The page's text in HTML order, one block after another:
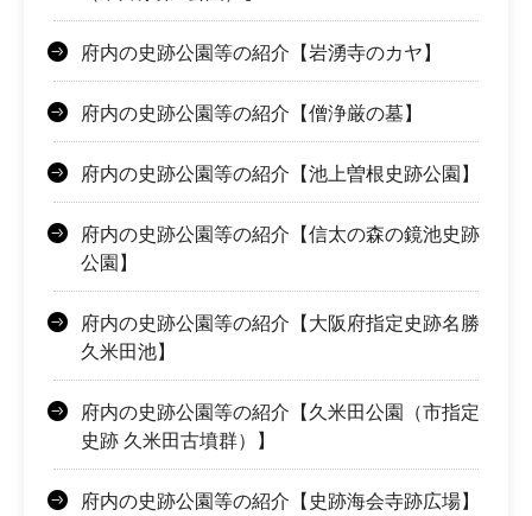
府内の史跡公園等の紹介【岩湧寺のカヤ】
府内の史跡公園等の紹介【僧浄厳の墓】
府内の史跡公園等の紹介【池上曽根史跡公園】
府内の史跡公園等の紹介【信太の森の鏡池史跡
公園】
府内の史跡公園等の紹介【大阪府指定史跡名勝
久米田池】
府内の史跡公園等の紹介【久米田公園（市指定
史跡 久米田古墳群）】
府内の史跡公園等の紹介【史跡海会寺跡広場】